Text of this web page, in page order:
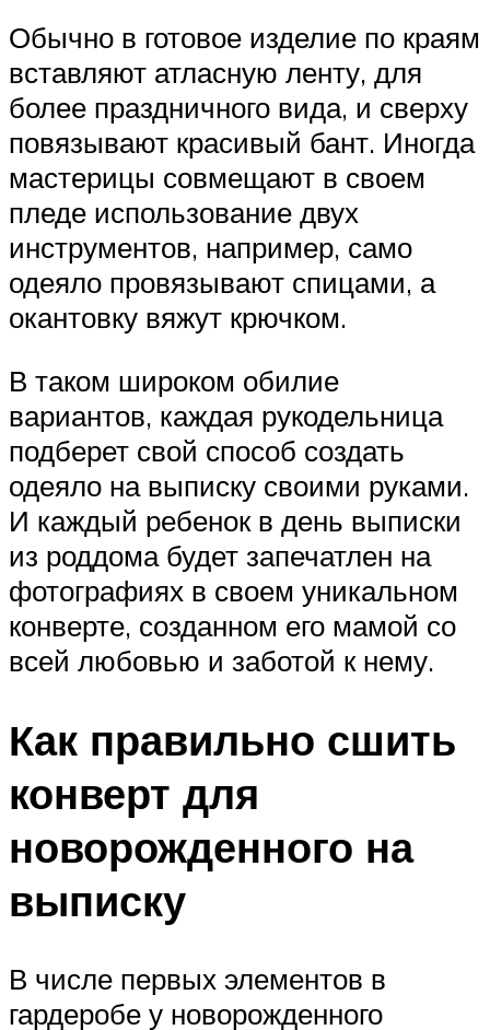
Обычно в готовое изделие по краям
вставляют атласную ленту, для
более праздничного вида, и сверху
повязывают красивый бант. Иногда
мастерицы совмещают в своем
пледе использование двух
инструментов, например, само
одеяло провязывают спицами, а
окантовку вяжут крючком.
В таком широком обилие
вариантов, каждая рукодельница
подберет свой способ создать
одеяло на выписку своими руками.
И каждый ребенок в день выписки
из роддома будет запечатлен на
фотографиях в своем уникальном
конверте, созданном его мамой со
всей любовью и заботой к нему.
Как правильно сшить
конверт для
новорожденного на
выписку
В числе первых элементов в
гардеробе у новорожденного